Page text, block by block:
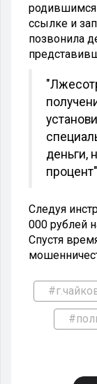
родившимся
ссылке и
позвонила
деньги,
Следуя
000 рублей
Спустя